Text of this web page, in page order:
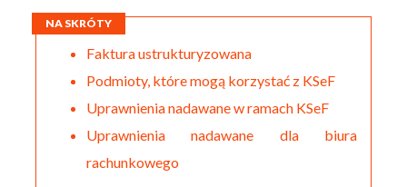
NA SKRÓTY
Faktura ustrukturyzowana
Podmioty, które mogą korzystać z KSeF
Uprawnienia nadawane w ramach KSeF
Uprawnienia nadawane dla biura
rachunkowego